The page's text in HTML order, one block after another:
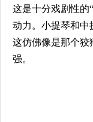
这是十分戏剧性的
动力。小提琴和中
这仿佛像是那个狡
强。